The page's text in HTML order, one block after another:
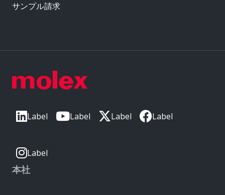
Label Label Label Label
Label
本社
サンプル請求